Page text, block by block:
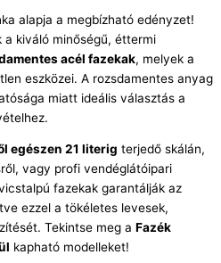
alapja a megbízható edényzet!
a kiváló minőségű, éttermi
acél fazekak, melyek a
eszközei. A rozsdamentes anyag
miatt ideális választás a
egészen 21 literig terjedő skálán,
vagy profi vendéglátóipari
fazekak garantálják az
ezzel a tökéletes levesek,
Tekintse meg a Fazék
kapható modelleket!